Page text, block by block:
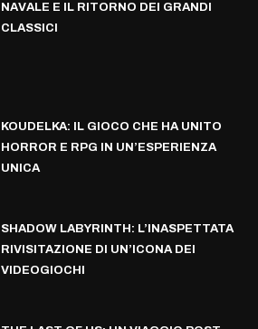
NAVALE E IL RITORNO DEI GRANDI
CLASSICI
KOUDELKA: IL GIOCO CHE HA UNITO
HORROR E RPG IN UN’ESPERIENZA
UNICA
SHADOW LABYRINTH: L’INASPETTATA
RIVISITAZIONE DI UN’ICONA DEI
VIDEOGIOCHI